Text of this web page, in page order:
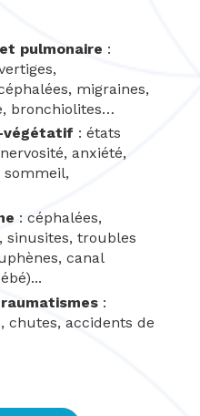
pulmonaire :
migraines,
bronchiolites…
végétatif : états
anxiété,
: céphalées,
sinusites, troubles
canal
:
chutes, accidents de